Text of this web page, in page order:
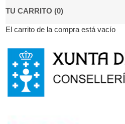
TU CARRITO (0)
El carrito de la compra está vacío